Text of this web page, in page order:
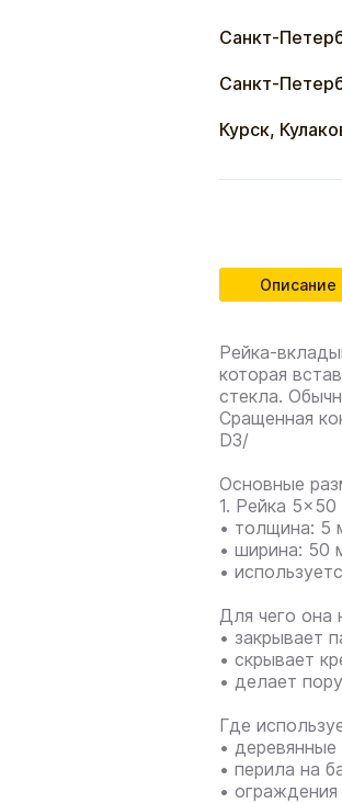
Санкт-
Санкт-
Курск,
Описание
Рейка-
которая
стекла.
Сращенная
D3/
Основные
1. Рейка
• толщина: 5
• ширина: 50
•
Для чего она
• закрывает
• скрывает
• делает
Где
•
• перила на
• ограждения